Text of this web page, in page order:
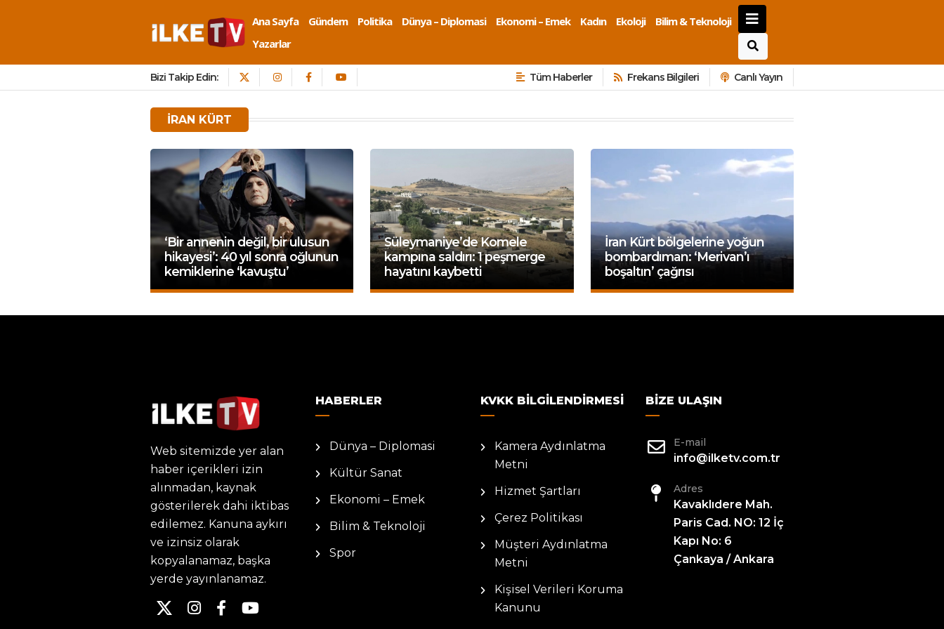
Ana Sayfa Gündem Politika Dünya – Diplomasi Ekonomi – Emek Kadın Ekoloji
Bilim & Teknoloji
Yazarlar
Bizi Takip Edin: Tüm Haberler Frekans Bilgileri Canlı Yayın
IRAN KÜRT
‘Bir annenin değil, bir ulusun
hikayesi’: 40 yıl sonra oğlunun
kemiklerine ‘kavuştu’
Süleymaniye’de Komele
kampına saldırı: 1 peşmerge
hayatını kaybetti
İran Kürt bölgelerine yoğun
bombardıman: ‘Merivan’ı
boşaltın’ çağrısı
Web sitemizde yer alan
haber içerikleri izin
alınmadan, kaynak
gösterilerek dahi iktibas
edilemez. Kanuna aykırı
ve izinsiz olarak
kopyalanamaz, başka
yerde yayınlanamaz.
HABERLER
Dünya – Diplomasi
Kültür Sanat
Ekonomi – Emek
Bilim & Teknoloji
Spor
KVKK BILGILENDIRMESI
Kamera Aydınlatma
Metni
Hizmet Şartları
Çerez Politikası
Müşteri Aydınlatma
Metni
Kişisel Verileri Koruma
Kanunu
BIZE ULAŞIN
E-mail
info@ilketv.com.tr
Adres
Kavaklıdere Mah.
Paris Cad. NO: 12 İç
Kapı No: 6
Çankaya / Ankara